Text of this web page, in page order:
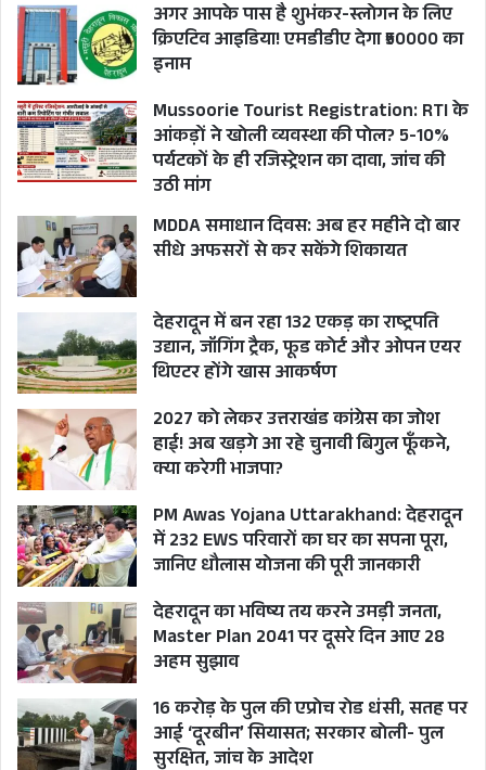
अगर आपके पास है शुभंकर-स्लोगन के लिए
क्रिएटिव आइडिया! एमडीडीए देगा ₹50000 का
इनाम
Mussoorie Tourist Registration: RTI के
आंकड़ों ने खोली व्यवस्था की पोल? 5-10%
पर्यटकों के ही रजिस्ट्रेशन का दावा, जांच की
उठी मांग
MDDA समाधान दिवस: अब हर महीने दो बार
सीधे अफसरों से कर सकेंगे शिकायत
देहरादून में बन रहा 132 एकड़ का राष्ट्रपति
उद्यान, जॉगिंग ट्रैक, फूड कोर्ट और ओपन एयर
थिएटर होंगे खास आकर्षण
2027 को लेकर उत्तराखंड कांग्रेस का जोश
हाई! अब खड़गे आ रहे चुनावी बिगुल फूँकने,
क्या करेगी भाजपा?
PM Awas Yojana Uttarakhand: देहरादून
में 232 EWS परिवारों का घर का सपना पूरा,
जानिए धौलास योजना की पूरी जानकारी
देहरादून का भविष्य तय करने उमड़ी जनता,
Master Plan 2041 पर दूसरे दिन आए 28
अहम सुझाव
16 करोड़ के पुल की एप्रोच रोड धंसी, सतह पर
आई ‘दूरबीन’ सियासत; सरकार बोली- पुल
सुरक्षित, जांच के आदेश